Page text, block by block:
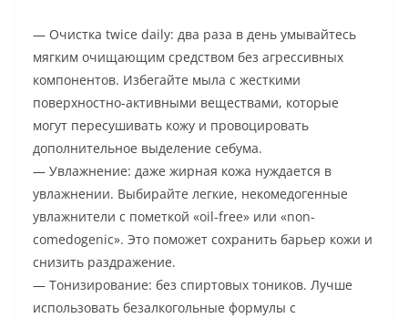
— Очистка twice daily: два раза в день умывайтесь
мягким очищающим средством без агрессивных
компонентов. Избегайте мыла с жесткими
поверхностно-активными веществами, которые
могут пересушивать кожу и провоцировать
дополнительное выделение себума.
— Увлажнение: даже жирная кожа нуждается в
увлажнении. Выбирайте легкие, некомедогенные
увлажнители с пометкой «oil-free» или «non-
comedogenic». Это поможет сохранить барьер кожи и
снизить раздражение.
— Тонизирование: без спиртовых тоников. Лучше
использовать безалкогольные формулы с